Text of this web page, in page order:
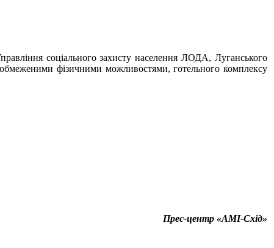
соціального захисту населення ЛОДА, Луганського
обмеженими фізичними можливостями, готельного комплексу
Прес-центр «АМІ-Схід»